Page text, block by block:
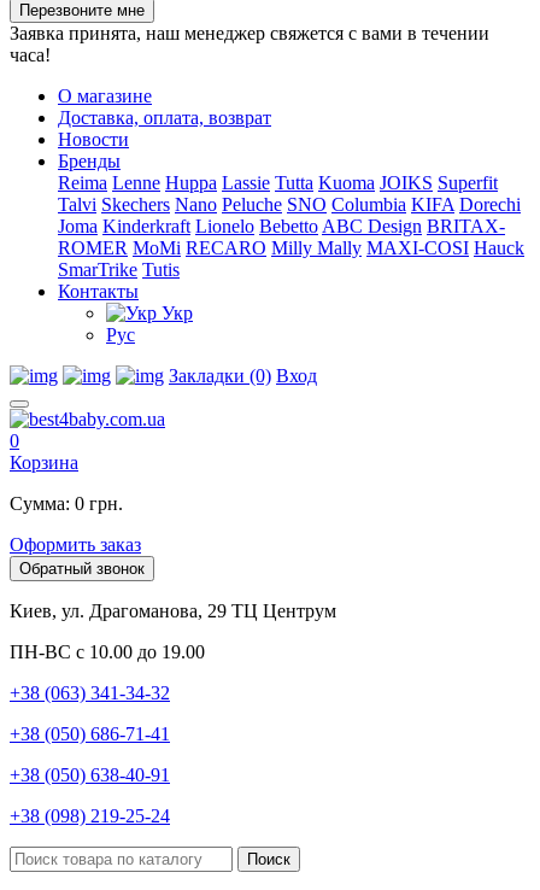
Перезвоните мне
Заявка принята, наш менеджер свяжется с вами в течении
часа!
О магазине
Доставка, оплата, возврат
Новости
Бренды
Reima Lenne Huppa Lassie Tutta Kuoma JOIKS Superfit
Talvi Skechers Nano Peluche SNO Columbia KIFA Dorechi
Joma Kinderkraft Lionelo Bebetto ABC Design BRITAX-
ROMER MoMi RECARO Milly Mally MAXI-COSI Hauck
SmarTrike Tutis
Контакты
Укр
Рус
Закладки (0) Вход
0
Корзина
Сумма: 0 грн.
Оформить заказ
Обратный звонок
Киев, ул. Драгоманова, 29 ТЦ Центрум
ПН-ВС с 10.00 до 19.00
+38 (063) 341-34-32
+38 (050) 686-71-41
+38 (050) 638-40-91
+38 (098) 219-25-24
Поиск